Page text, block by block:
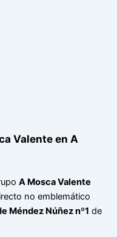
Valente en A
A Mosca Valente
no emblemático
Méndez Núñez nº1 de